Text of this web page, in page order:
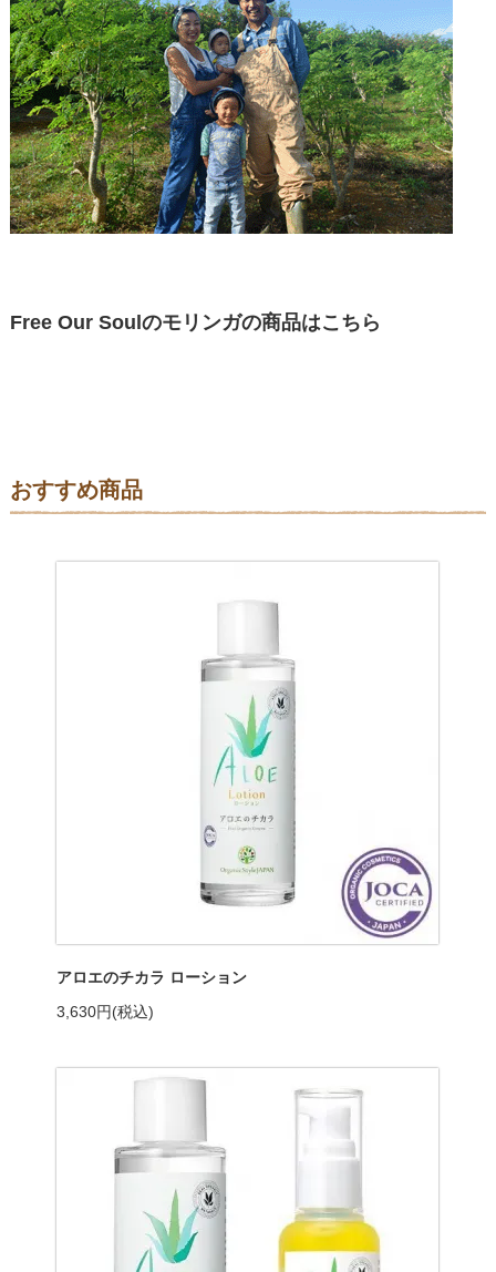
Free Our Soulのモリンガの商品はこちら
おすすめ商品
アロエのチカラ ローション
3,630円(税込)